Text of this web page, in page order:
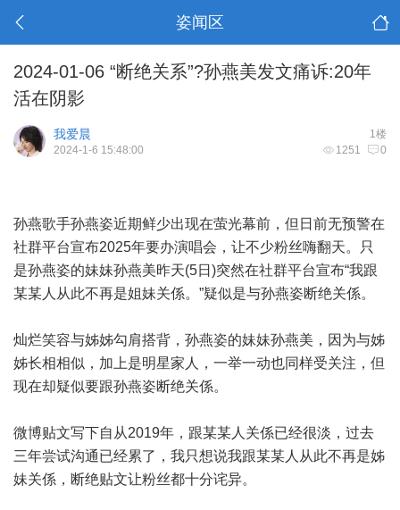
姿闻区
2024-01-06 “断绝关系”?孙燕美发文痛诉:20年
活在阴影
1楼
我爱晨
1251 0
2024-1-6 15:48:00
孙燕歌手孙燕姿近期鲜少出现在萤光幕前，但日前无预警在
社群平台宣布2025年要办演唱会，让不少粉丝嗨翻天。只
是孙燕姿的妹妹孙燕美昨天(5日)突然在社群平台宣布“我跟
某某人从此不再是姐妹关係。”疑似是与孙燕姿断绝关係。
灿烂笑容与姊姊勾肩搭背，孙燕姿的妹妹孙燕美，因为与姊
姊长相相似，加上是明星家人，一举一动也同样受关注，但
现在却疑似要跟孙燕姿断绝关係。
微博贴文写下自从2019年，跟某某人关係已经很淡，过去
三年尝试沟通已经累了，我只想说我跟某某人从此不再是姊
妹关係，断绝贴文让粉丝都十分诧异。